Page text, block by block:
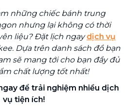
những chiếc bánh trung
nhưng lại không có thời
liệu? Đặt lịch ngaydịch vụ
Dựa trên danh sách đồ bạn
sẽ mang tới cho bạn đầy đủ
chất lượng tốt nhất!
để trải nghiệm nhiều dịch
vụ tiện ích!